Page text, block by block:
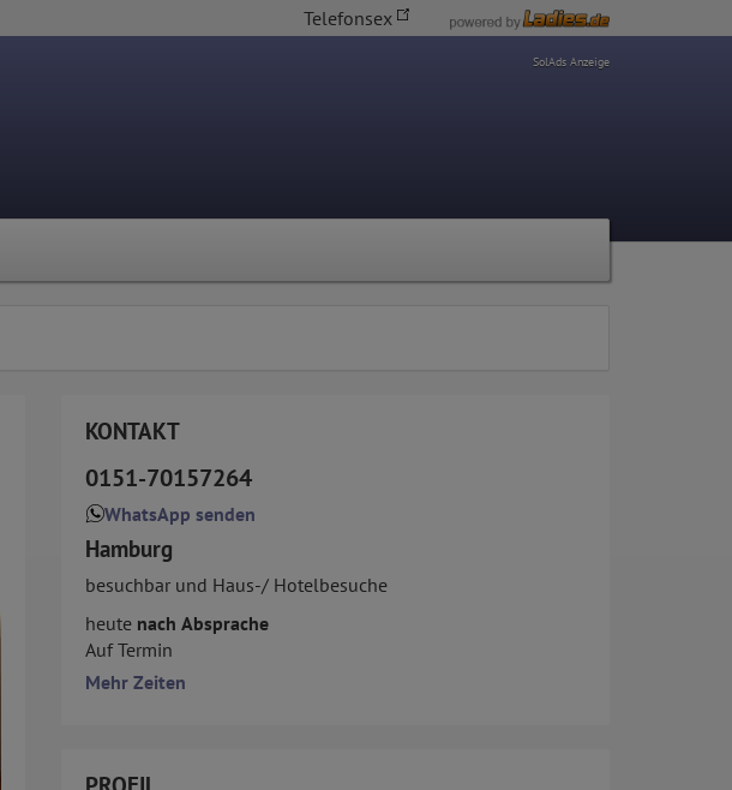
Telefonsex
SolAds Anzeige
KONTAKT
0151-70157264
WhatsApp senden
Hamburg
besuchbar und Haus-/ Hotelbesuche
heute nach Absprache
Auf Termin
Mehr Zeiten